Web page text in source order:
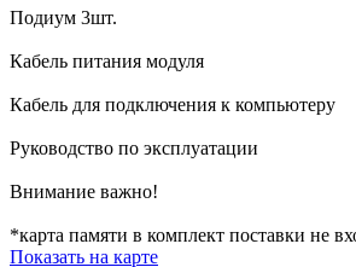
Подиум 3шт.
Кабель питания модуля
Кабель для подключения к компьютеру
Руководство по эксплуатации
Внимание важно!
*карта памяти в комплект поставки не
Показать на карте